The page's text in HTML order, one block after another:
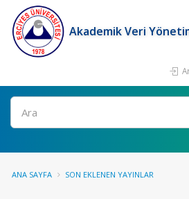
Akademik Veri
Ara
ANA SAYFA SON EKLENEN YAYINLAR